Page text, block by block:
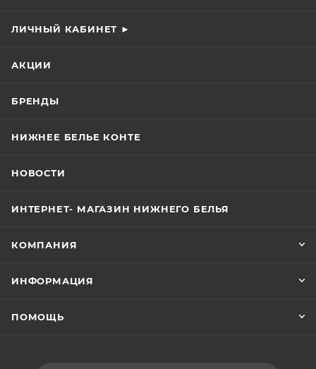
ЛИЧНЫЙ КАБИНЕТ ►
АКЦИИ
БРЕНДЫ
НИЖНЕЕ БЕЛЬЕ КОНТЕ
НОВОСТИ
ИНТЕРНЕТ- МАГАЗИН НИЖНЕГО БЕЛЬЯ
КОМПАНИЯ
ИНФОРМАЦИЯ
ПОМОЩЬ